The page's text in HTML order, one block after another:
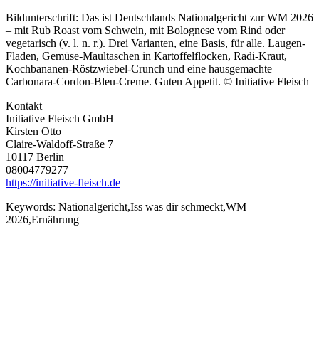
Bildunterschrift: Das ist Deutschlands Nationalgericht zur WM 2026
– mit Rub Roast vom Schwein, mit Bolognese vom Rind oder
vegetarisch (v. l. n. r.). Drei Varianten, eine Basis, für alle. Laugen-
Fladen, Gemüse-Maultaschen in Kartoffelflocken, Radi-Kraut,
Kochbananen-Röstzwiebel-Crunch und eine hausgemachte
Carbonara-Cordon-Bleu-Creme. Guten Appetit. © Initiative Fleisch
Kontakt
Initiative Fleisch GmbH
Kirsten Otto
Claire-Waldoff-Straße 7
10117 Berlin
08004779277
https://initiative-fleisch.de
Keywords: Nationalgericht,Iss was dir schmeckt,WM
2026,Ernährung